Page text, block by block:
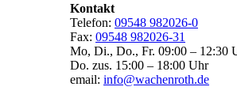
Kontakt
Telefon: 09548 982026-0
Fax: 09548 982026-31
Mo, Di., Do., Fr. 09:00 – 12:30
Do. zus. 15:00 – 18:00 Uhr
email: info@wachenroth.de